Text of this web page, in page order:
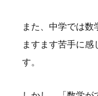
また、中学では
ますます苦手に感
す。